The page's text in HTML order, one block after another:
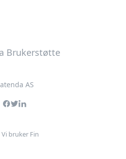
Brukerstøtte
AS
Vi bruker Fin